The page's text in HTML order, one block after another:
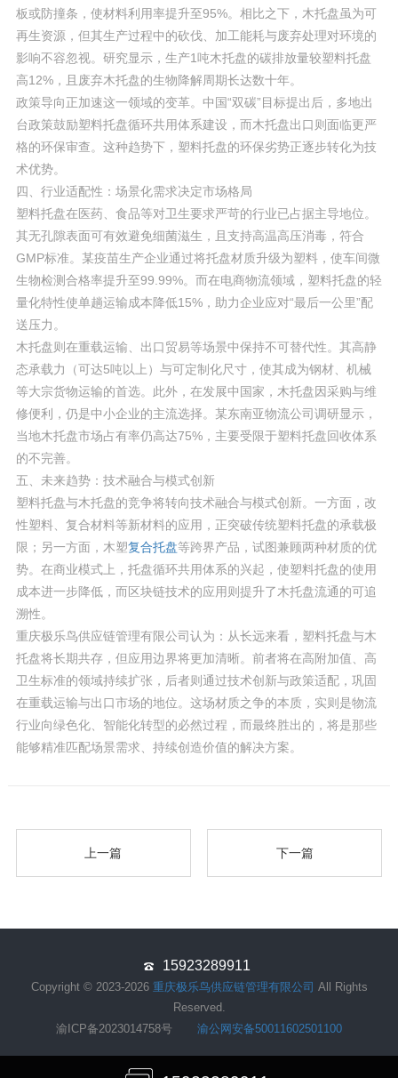
板或防撞条，使材料利用率提升至95%。相比之下，木托盘虽为可
再生资源，但其生产过程中的砍伐、加工能耗与废弃处理对环境的
影响不容忽视。研究显示，生产1吨木托盘的碳排放量较塑料托盘
高12%，且废弃木托盘的生物降解周期长达数十年。
政策导向正加速这一领域的变革。中国“双碳”目标提出后，多地出
台政策鼓励塑料托盘循环共用体系建设，而木托盘出口则面临更严
格的环保审查。这种趋势下，塑料托盘的环保劣势正逐步转化为技
术优势。
四、行业适配性：场景化需求决定市场格局
塑料托盘在医药、食品等对卫生要求严苛的行业已占据主导地位。
其无孔隙表面可有效避免细菌滋生，且支持高温高压消毒，符合
GMP标准。某疫苗生产企业通过将托盘材质升级为塑料，使车间微
生物检测合格率提升至99.99%。而在电商物流领域，塑料托盘的轻
量化特性使单趟运输成本降低15%，助力企业应对“最后一公里”配
送压力。
木托盘则在重载运输、出口贸易等场景中保持不可替代性。其高静
态承载力（可达5吨以上）与可定制化尺寸，使其成为钢材、机械
等大宗货物运输的首选。此外，在发展中国家，木托盘因采购与维
修便利，仍是中小企业的主流选择。某东南亚物流公司调研显示，
当地木托盘市场占有率仍高达75%，主要受限于塑料托盘回收体系
的不完善。
五、未来趋势：技术融合与模式创新
塑料托盘与木托盘的竞争将转向技术融合与模式创新。一方面，改
性塑料、复合材料等新材料的应用，正突破传统塑料托盘的承载极
限；另一方面，木塑复合托盘等跨界产品，试图兼顾两种材质的优
势。在商业模式上，托盘循环共用体系的兴起，使塑料托盘的使用
成本进一步降低，而区块链技术的应用则提升了木托盘流通的可追
溯性。
重庆极乐鸟供应链管理有限公司认为：从长远来看，塑料托盘与木
托盘将长期共存，但应用边界将更加清晰。前者将在高附加值、高
卫生标准的领域持续扩张，后者则通过技术创新与政策适配，巩固
在重载运输与出口市场的地位。这场材质之争的本质，实则是物流
行业向绿色化、智能化转型的必然过程，而最终胜出的，将是那些
能够精准匹配场景需求、持续创造价值的解决方案。
上一篇 下一篇
15923289911
Copyright © 2023-2026 重庆极乐鸟供应链管理有限公司 All Rights
Reserved.
渝ICP备2023014758号
渝公网安备50011602501100